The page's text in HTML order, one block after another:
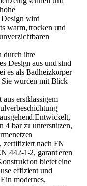
Design wird
warm, trocken und
durch ihre
Design aus und sind
es als Badheizkörper
Sie wurden mit Blick
erstklassigem
4 bar zu unterstützen,
zertifiziert nach EN
442-1-2, garantieren
bietet eine
effizient und
modernes,